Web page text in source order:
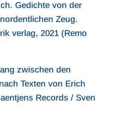
Gedichte von der
Zeug.
verlag, 2021 (Remo
zwischen den
Texten von Erich
Records / Sven